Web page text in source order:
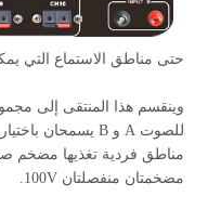
حتى مناطق الاستماع التي
مضخمتان منفصلتان 100V.